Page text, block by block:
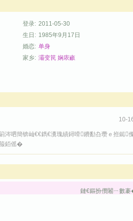
登录: 2011-05-30
生日: 1985年9月17日
婚恋: 单身
家乡: 灞变笢 娴庡畞
10-
呬簡锛屾€€鐫€瀵瑰績鐞嗗鐨勫叴瓒ｅ拰鐑
銆傜�
鏈€鏂扮儹闂ㄧ數